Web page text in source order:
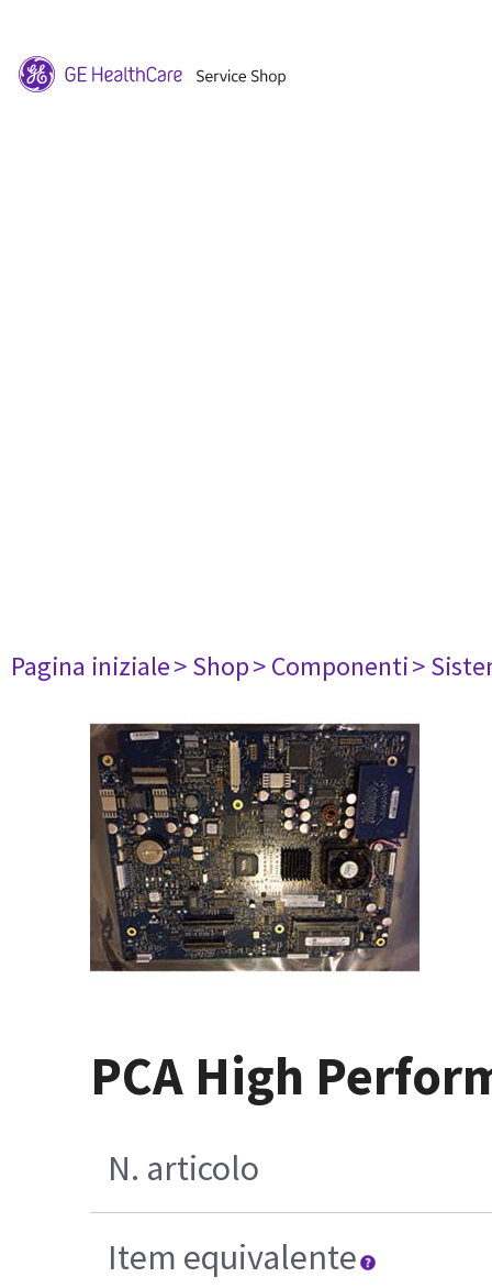
Pagina iniziale> Shop> Componenti>
PCA High
N. articolo
Item equivalente